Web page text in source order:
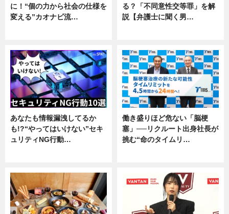
に！“個の力から社会の仕様を
変える”カオナビ流…
る？「不同意性交等罪」を解
説【弁護士に聞く男…
あなたも情報漏洩してるか
も!?“やってはいけない”セキ
ュリティNG行動…
働き盛りほど危ない「脳梗
塞」──リクルート出身社長が
挑む“命のタイムリ…